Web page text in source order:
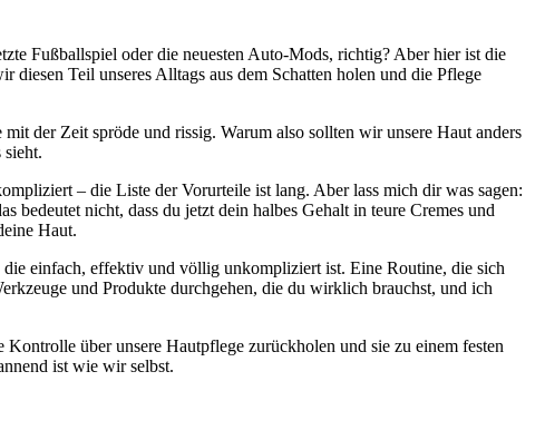
Fußballspiel oder die neuesten Auto-Mods, richtig? Aber hier ist die
diesen Teil unseres Alltags aus dem Schatten holen und die Pflege
der Zeit spröde und rissig. Warum also sollten wir unsere Haut anders
sieht.
– die Liste der Vorurteile ist lang. Aber lass mich dir was sagen:
nicht, dass du jetzt dein halbes Gehalt in teure Cremes und
Haut.
einfach, effektiv und völlig unkompliziert ist. Eine Routine, die sich
und Produkte durchgehen, die du wirklich brauchst, und ich
über unsere Hautpflege zurückholen und sie zu einem festen
ist wie wir selbst.